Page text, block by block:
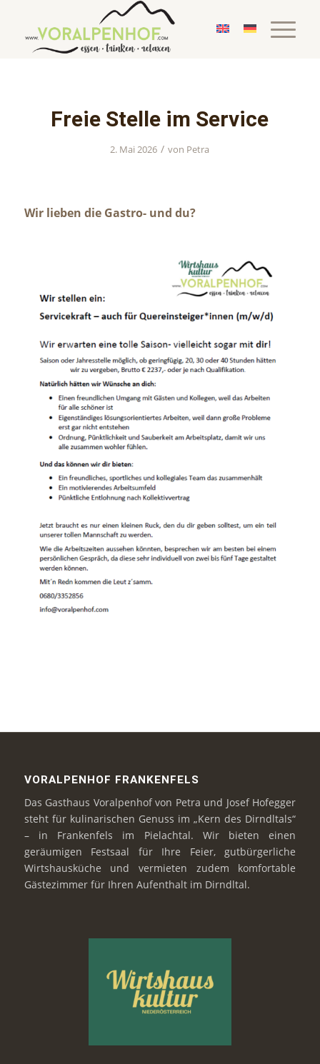
Freie Stelle im Service
2. Mai 2026 / von Petra
Wir lieben die Gastro- und du?
VORALPENHOF FRANKENFELS
Das Gasthaus Voralpenhof von Petra und Josef Hofegger
steht für kulinarischen Genuss im „Kern des Dirndltals“
– in Frankenfels im Pielachtal. Wir bieten einen
geräumigen Festsaal für Ihre Feier, gutbürgerliche
Wirtshausküche und vermieten zudem komfortable
Gästezimmer für Ihren Aufenthalt im Dirndltal.